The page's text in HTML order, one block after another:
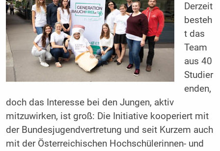
Derzeit
besteh
t das
Team
aus 40
Studier
enden,
doch das Interesse bei den Jungen, aktiv
mitzuwirken, ist groß: Die Initiative kooperiert mit
der Bundesjugendvertretung und seit Kurzem auch
mit der Österreichischen Hochschülerinnen- und